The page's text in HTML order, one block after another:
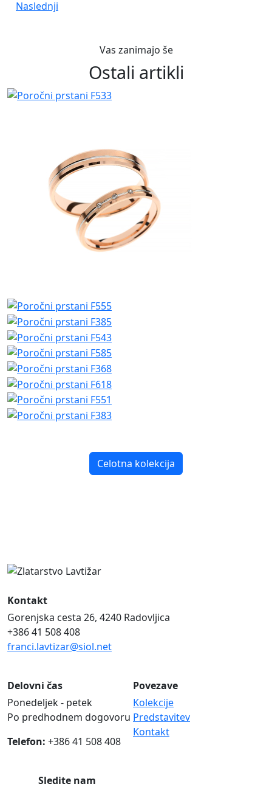
Naslednji
Vas zanimajo še
Ostali artikli
Celotna kolekcija
Kontakt
Gorenjska cesta 26, 4240 Radovljica
+386 41 508 408
franci.lavtizar@siol.net
Delovni čas
Ponedeljek - petek
Po predhodnem dogovoru
Telefon: +386 41 508 408
Povezave
Kolekcije
Predstavitev
Kontakt
Sledite nam